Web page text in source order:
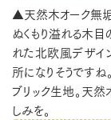
▲天然木オーク無
ぬくもり溢れる木
れた北欧風デザイ
所になりそうです
ブリック生地。天
しみを。